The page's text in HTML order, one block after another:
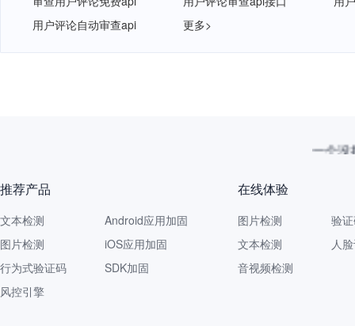
用户评论自动审查api
更多>
一个没
推荐产品
文本检测
图片检测
行为式验证码
风控引擎
Android应用加固
iOS应用加固
SDK加固
在线体验
图片检测
文本检测
音视频检测
验
人